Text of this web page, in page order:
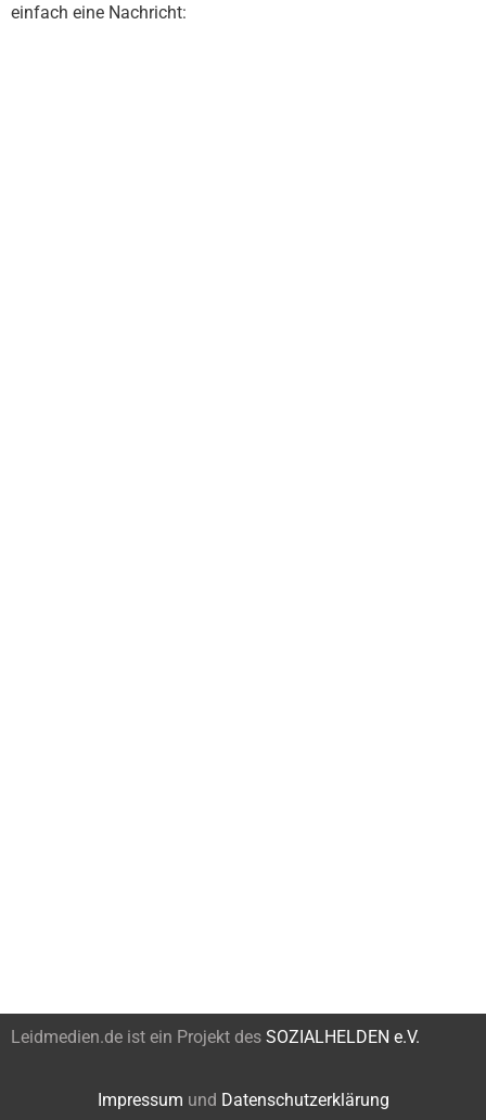
einfach eine Nachricht:
Leidmedien.de ist ein Projekt des SOZIALHELDEN e.V.
Impressum und Datenschutzerklärung